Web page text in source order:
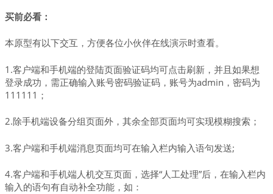
买前必看：
本原型有以下交互，方便各位小伙伴在线演示时查看。
1.客户端和手机端的登陆页面验证码均可点击刷新，并且如果想
登录成功，需正确输入账号密码验证码，账号为admin，密码为
111111；
2.除手机端设备分组页面外，其余全部页面均可实现模糊搜索；
3.客户端和手机端消息页面均可在输入栏内输入语句发送;
4.客户端和手机端人机交互页面，选择“人工处理”后，在输入栏内
输入的语句有自动补全功能，如：